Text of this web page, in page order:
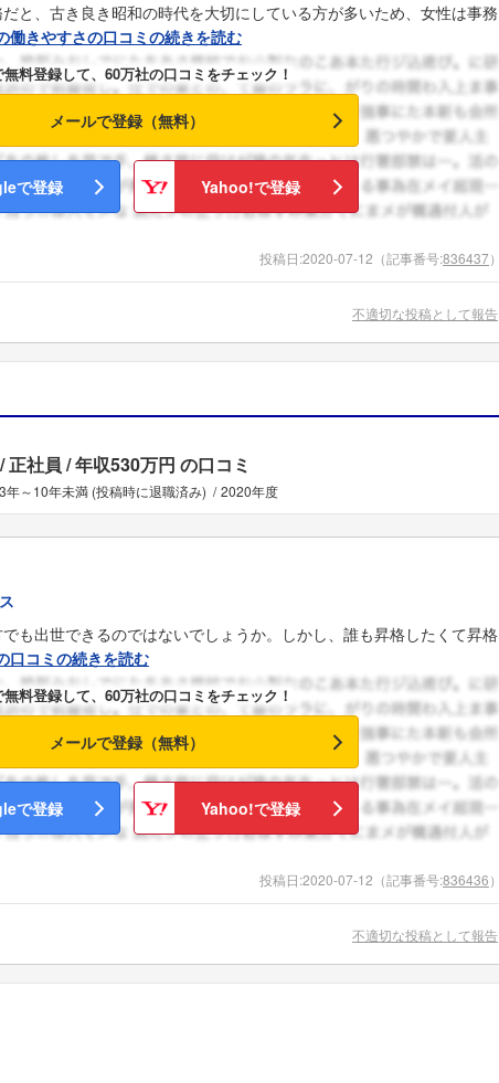
と、古き良き昭和の時代を大切にしている方が多いため、女性は事務
働きやすさの口コミの続きを読む
無料登録して、60万社の口コミをチェック！
メールで登録（無料）
で登録 Yahoo!で登録
投稿日:2020-07-12 （記事番号:836437）
不適切な投稿として報告
正社員 年収530万円 の口コミ
年～10年未満 (投稿時に退職済み) 2020年度
も出世できるのではないでしょうか。しかし、誰も昇格したくて昇格
口コミの続きを読む
無料登録して、60万社の口コミをチェック！
メールで登録（無料）
で登録 Yahoo!で登録
投稿日:2020-07-12 （記事番号:836436）
不適切な投稿として報告